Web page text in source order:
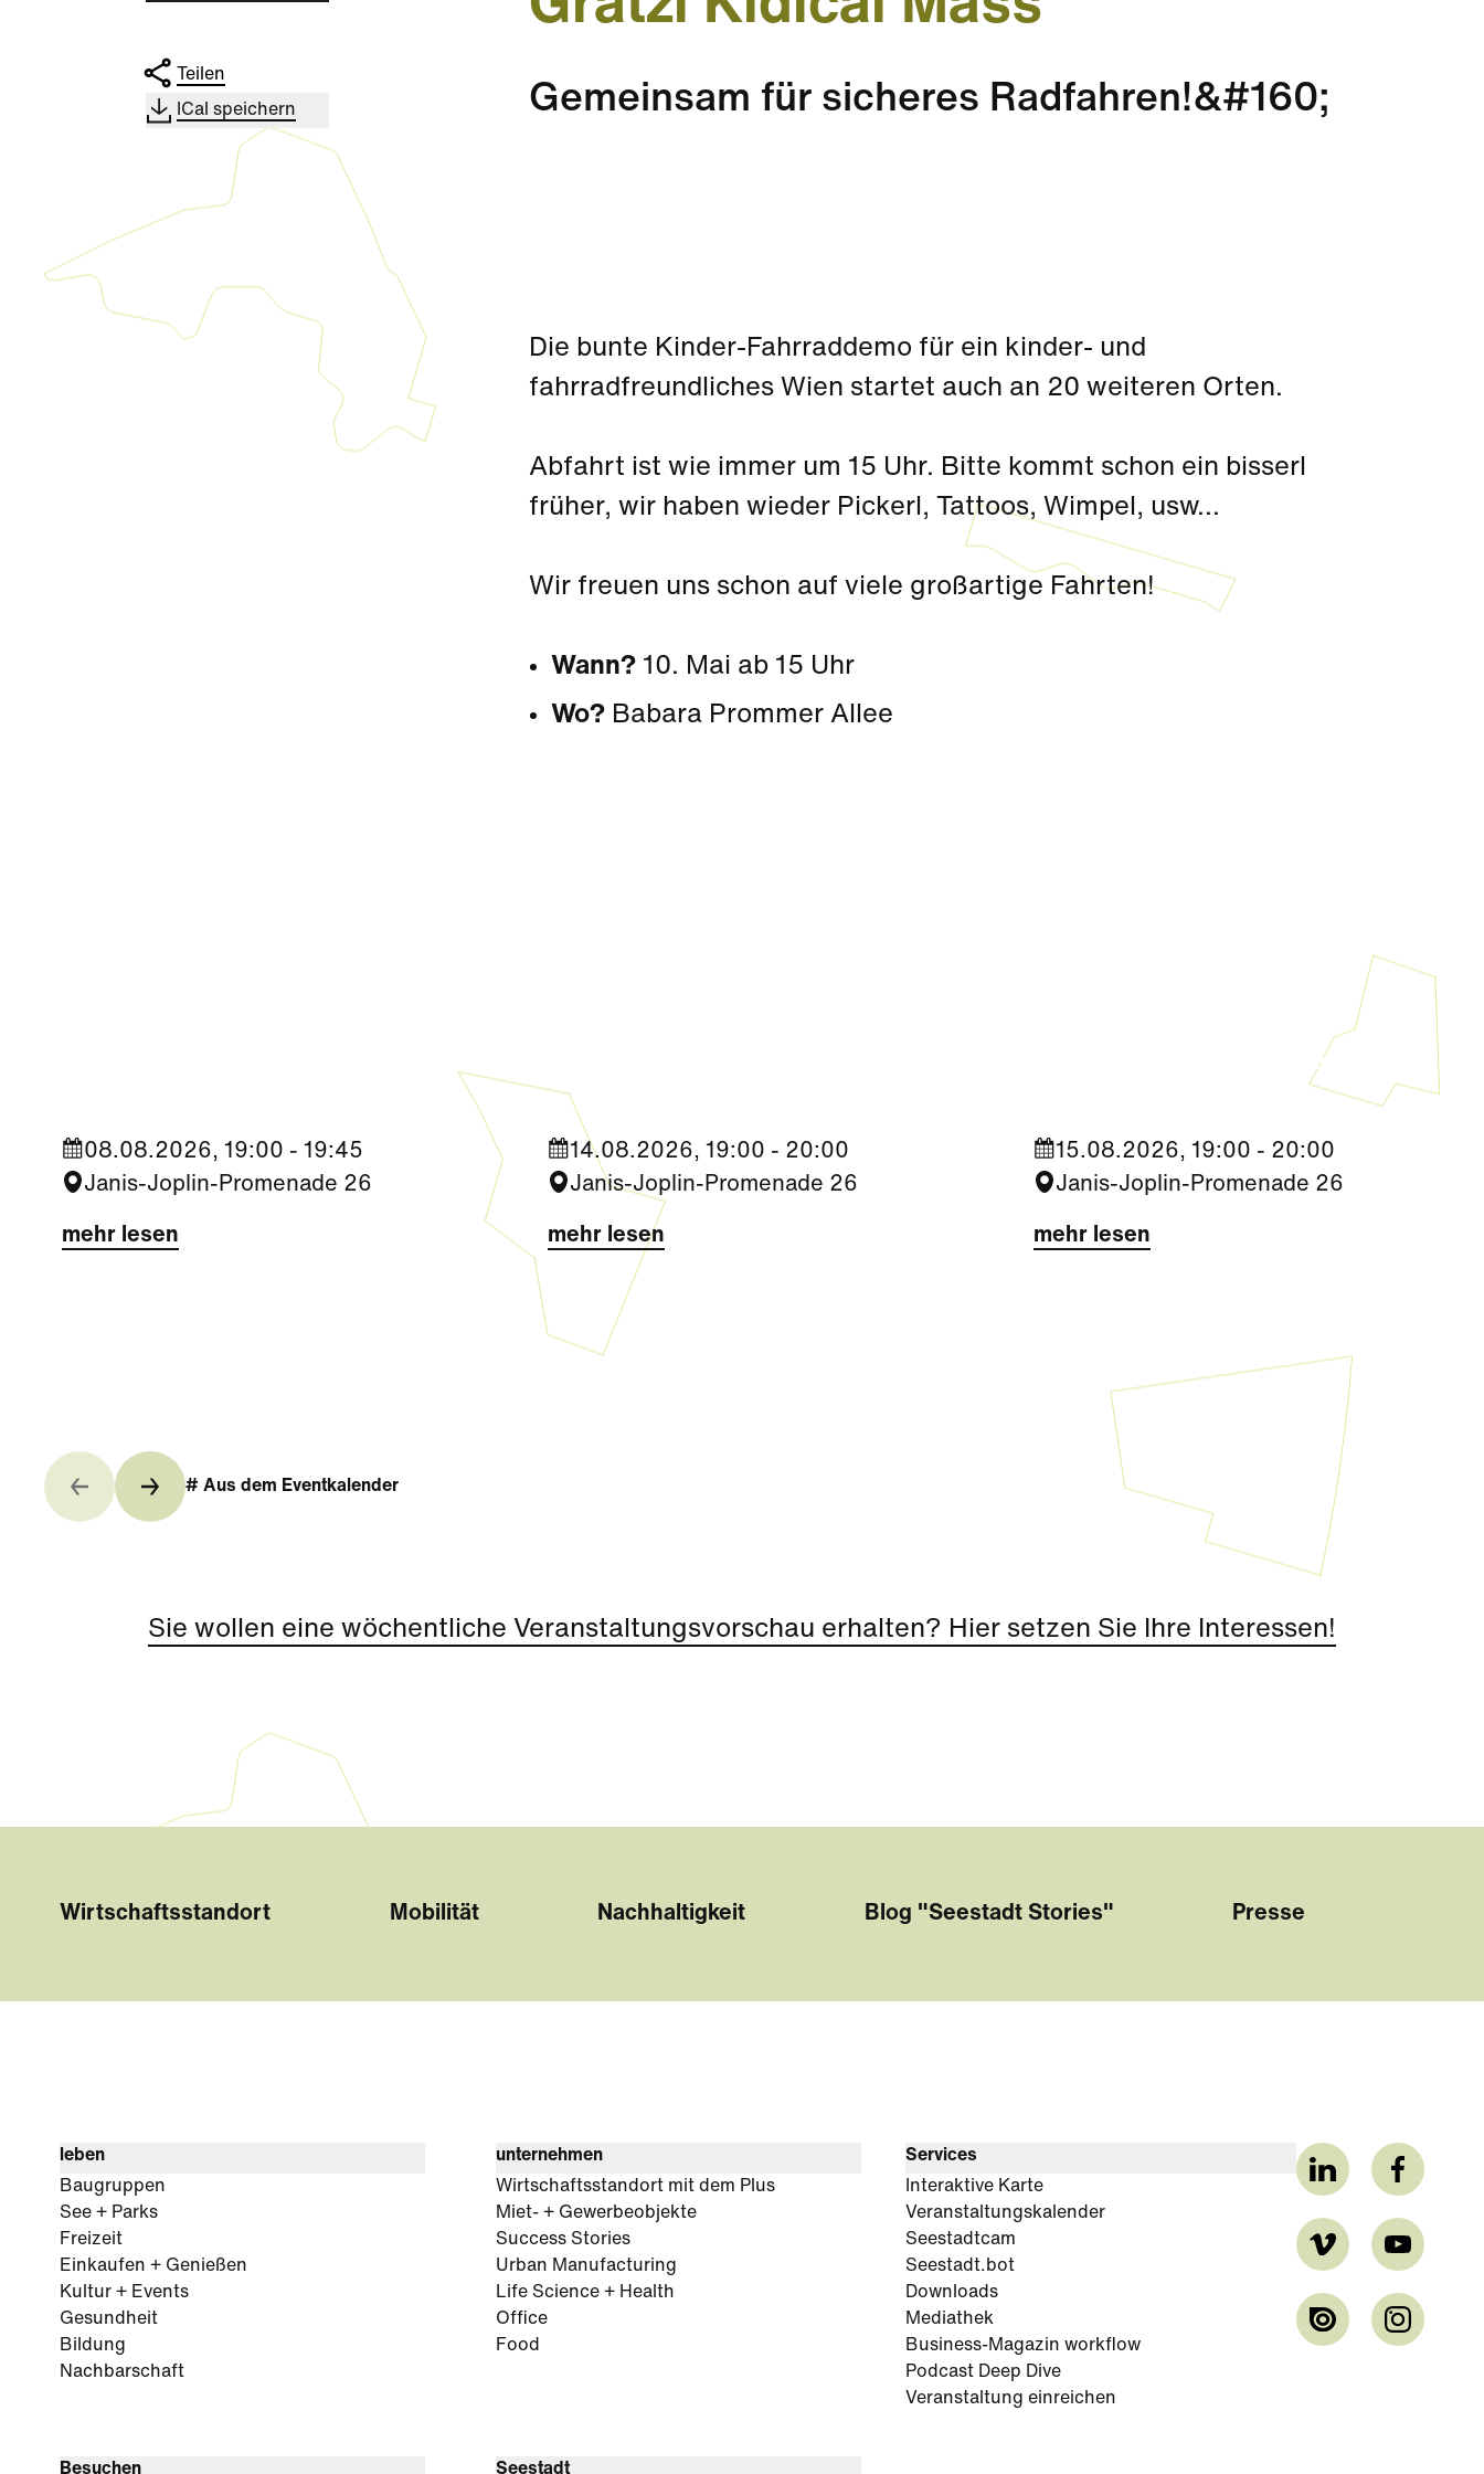
Teilen
ICal speichern
Gemeinsam für sicheres Radfahren!&#160;
Die bunte Kinder-Fahrraddemo für ein kinder- und
fahrradfreundliches Wien startet auch an 20 weiteren Orten.
Abfahrt ist wie immer um 15 Uhr. Bitte kommt schon ein bisserl
früher, wir haben wieder Pickerl, Tattoos, Wimpel, usw...
Wir freuen uns schon auf viele großartige Fahrten!
Wann? 10. Mai ab 15 Uhr
Wo? Babara Prommer Allee
08.08.2026, 19:00 - 19:45
Janis-Joplin-Promenade 26
mehr lesen
14.08.2026, 19:00 - 20:00
Janis-Joplin-Promenade 26
mehr lesen
Seestadt Stars | Ceri Hall Brady
15.08.2026, 19:00 - 20:00
Janis-Joplin-Promenade 26
mehr lesen
# Aus dem Eventkalender
Sie wollen eine wöchentliche Veranstaltungsvorschau erhalten? Hier setzen Sie Ihre Interessen!
Wirtschaftsstandort Mobilität Nachhaltigkeit Blog "Seestadt Stories" Presse
leben
Baugruppen
See + Parks
Freizeit
Einkaufen + Genießen
Kultur + Events
Gesundheit
Bildung
Nachbarschaft
unternehmen
Wirtschaftsstandort mit dem Plus
Miet- + Gewerbeobjekte
Success Stories
Urban Manufacturing
Life Science + Health
Office
Food
Besuchen Seestadt
Services
Interaktive Karte
Veranstaltungskalender
Seestadtcam
Seestadt.bot
Downloads
Mediathek
Business-Magazin workflow
Podcast Deep Dive
Veranstaltung einreichen